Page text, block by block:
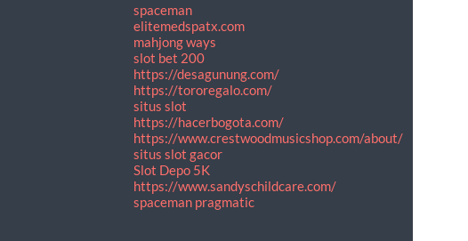
spaceman
elitemedspatx.com
mahjong ways
slot bet 200
https://desagunung.com/
https://tororegalo.com/
situs slot
https://hacerbogota.com/
https://www.crestwoodmusicshop.com/about/
situs slot gacor
Slot Depo 5K
https://www.sandyschildcare.com/
spaceman pragmatic